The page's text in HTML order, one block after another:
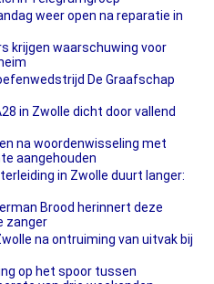
weer open na reparatie in
krijgen waarschuwing voor
De Graafschap
in Zwolle dicht door vallend
na woordenwisseling met
aangehouden
in Zwolle duurt langer:
Brood herinnert deze
zanger
na ontruiming van uitvak bij
op het spoor tussen